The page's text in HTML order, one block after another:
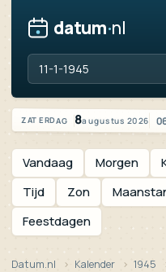
datum·nl
Vandaag is het zaterdag
ZATERDAG 8augustus 2026
Vandaag Morgen
Tijd
Zon
Feestdagen
Datum.nl Kalender 1945